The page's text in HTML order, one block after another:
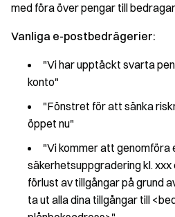
med föra över pengar till
Vanliga e-postbedrägerier:
"Vi har upptäckt svarta
konto"
"Fönstret för att sänka
öppet nu"
"Vi kommer att genomföra
säkerhetsuppgradering kl. xxx
förlust av tillgångar på grund
ta ut alla dina tillgångar till